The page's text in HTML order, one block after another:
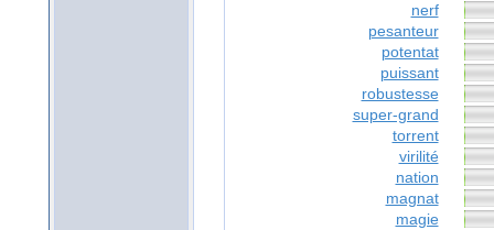
nerf
pesanteur
potentat
puissant
robustesse
super-grand
torrent
virilité
nation
magnat
magie